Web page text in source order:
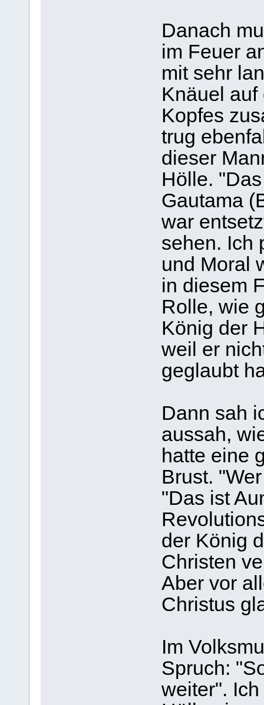
Danach
im Feuer
mit sehr
Knäuel
Kopfes
trug
dieser
Hölle.
Gautama
war
sehen. Ich
und Moral
in diesem
Rolle, wie
König der
weil er
geglaubt
Dann sah
aussah,
hatte eine
Brust.
"Das ist
der König
Christen
Aber vor
Christus
Im
Spruch:
weiter".